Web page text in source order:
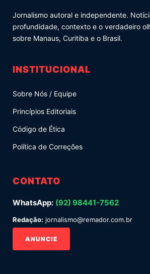
Jornalismo autoral e independente.
profundidade, contexto e o verdadeiro
sobre Manaus, Curitiba e o Brasil.
INSTITUCIONAL
Sobre Nós / Equipe
Princípios Editoriais
Código de Ética
Política de Correções
CONTATO
WhatsApp: (92) 98441-7562
Redação: jornalismo@remador.com.br
ANUNCIE